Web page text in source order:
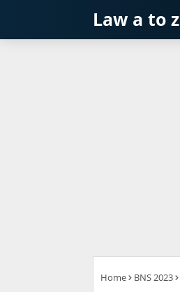
Law a to z
Home BNS 2023